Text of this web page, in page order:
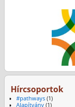
Hírcsoportok
#pathways(1)
Alapítvány(1)